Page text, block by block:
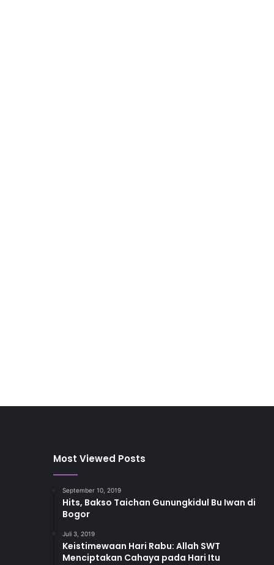
Most Viewed Posts
September 10, 2019
Hits, Bakso Taichan Gunungkidul Bu Iwan di
Bogor
Juli 3, 2019
Keistimewaan Hari Rabu: Allah SWT
Menciptakan Cahaya pada Hari Itu